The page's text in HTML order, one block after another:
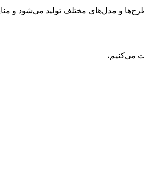
و مدل‌های مختلف تولید می‌شود و
می‌کنیم،